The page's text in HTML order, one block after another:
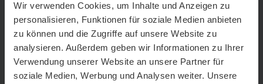
Wir verwenden Cookies, um Inhalte und Anzeigen zu
personalisieren, Funktionen für soziale Medien anbieten
zu können und die Zugriffe auf unsere Website zu
analysieren. Außerdem geben wir Informationen zu Ihrer
Verwendung unserer Website an unsere Partner für
soziale Medien, Werbung und Analysen weiter. Unsere
JETZT ANFRAGEN!
UNSER KONTAKT